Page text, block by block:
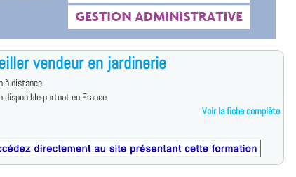
vendeur en jardinerie
à distance
disponible partout en France
Voir la fiche complète